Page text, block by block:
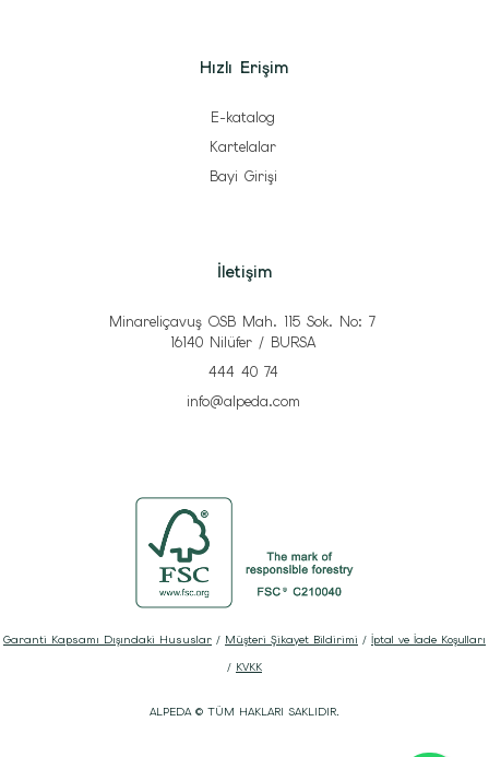
Hızlı Erişim
E-katalog
Kartelalar
Bayi Girişi
İletişim
Minareliçavuş OSB Mah. 115 Sok. No: 7
16140 Nilüfer / BURSA
444 40 74
info@alpeda.com
ALPEDA © TÜM HAKLARI SAKLIDIR.
Garanti Kapsamı Dışındaki Hususlar / Müşteri Şikayet Bildirimi / İptal ve İade Koşulları
/ KVKK